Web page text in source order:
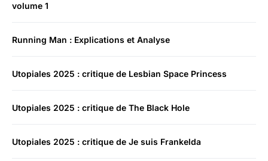
volume 1
Running Man : Explications et Analyse
Utopiales 2025 : critique de Lesbian Space Princess
Utopiales 2025 : critique de The Black Hole
Utopiales 2025 : critique de Je suis Frankelda